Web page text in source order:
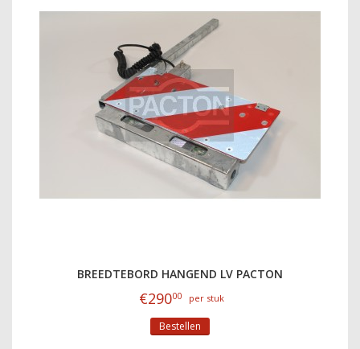
BREEDTEBORD HANGEND LV PACTON
€29000 per stuk
Bestellen